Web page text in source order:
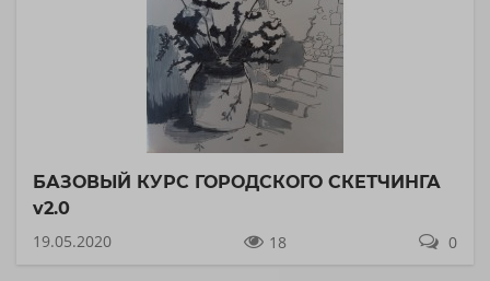
БАЗОВЫЙ КУРС ГОРОДСКОГО СКЕТЧИНГА
v2.0
19.05.2020
18 0